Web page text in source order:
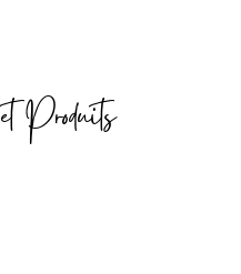
Produits